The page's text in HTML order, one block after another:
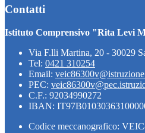
Contatti
Istituto Comprensivo "Rita Levi
Via F.lli Martina, 20 - 30029
Tel: 0421 310254
Email:
PEC:
C.F.: 92034990272
IBAN:
Codice meccanografico: